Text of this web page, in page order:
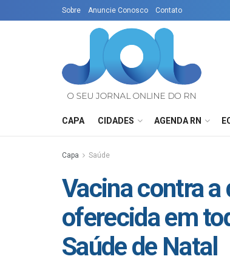
Sobre Anuncie Conosco Contato
CAPA CIDADES AGENDA RN
Capa Saúde
Vacina contra a
oferecida em
Saúde de Natal